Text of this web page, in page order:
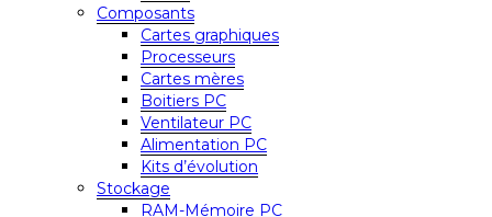
Composants
Cartes graphiques
Processeurs
Cartes mères
Boitiers PC
Ventilateur PC
Alimentation PC
Kits d’évolution
Stockage
RAM-Mémoire PC